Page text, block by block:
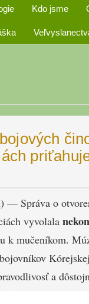
Kdo jsme
Správa o
vyvolala
k mučeníkom.
a